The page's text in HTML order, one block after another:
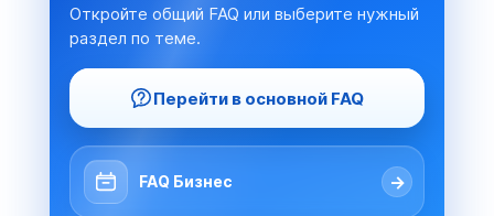
Откройте общий FAQ или выберите нужный
раздел по теме.
Перейти в основной FAQ
FAQ Бизнес →